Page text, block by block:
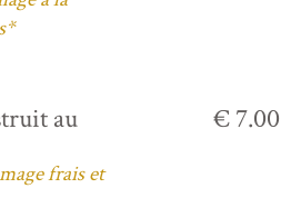
au
frais et
€ 7.00